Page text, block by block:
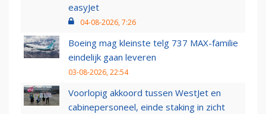
easyJet
04-08-2026, 7:26
Boeing mag kleinste telg 737 MAX-familie
eindelijk gaan leveren
03-08-2026, 22:54
Voorlopig akkoord tussen WestJet en
cabinepersoneel, einde staking in zicht